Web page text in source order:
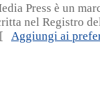
Press è un
nel Registro
Aggiungi ai